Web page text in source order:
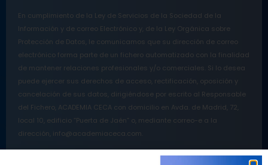
En cumplimiento de la Ley de Servicios de la Sociedad de la
Información y de correo Electrónico y, de la Ley Orgánica sobre
Protección de Datos, le comunicamos que su dirección de correo
electrónico forma parte de un fichero automatizado con la finalidad
de mantener relaciones profesionales y/o comerciales. Si lo desea
puede ejercer sus derechos de acceso, rectificación, oposición y
cancelación de sus datos, dirigiéndose por escrito al Responsable
del Fichero, ACADEMIA CECA con domicilio en Avda. de Madrid, 72,
local 10, edificio ”Puerta de Jaén” o, mediante correo-e a la
dirección, info@academiaceca.com.